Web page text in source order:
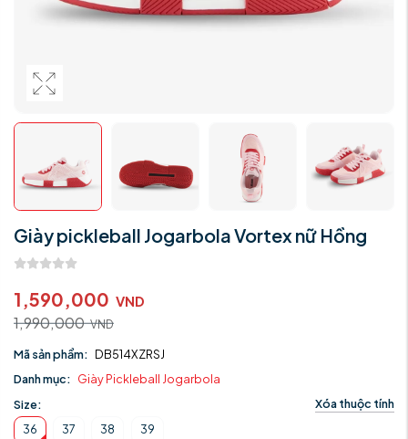
Giày pickleball Jogarbola Vortex nữ Hồng
1,590,000 VND
1,990,000VND
Mã sản phẩm: DB514XZRSJ
Danh mục: Giày Pickleball Jogarbola
Size:
Xóa thuộc tính
36
37 38 39